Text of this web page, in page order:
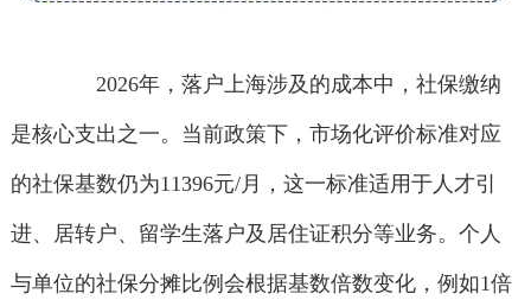
2026年，落户上海涉及的成本中，社保缴纳
是核心支出之一。当前政策下，市场化评价标准对应
的社保基数仍为11396元/月，这一标准适用于人才引
进、居转户、留学生落户及居住证积分等业务。个人
与单位的社保分摊比例会根据基数倍数变化，例如1倍